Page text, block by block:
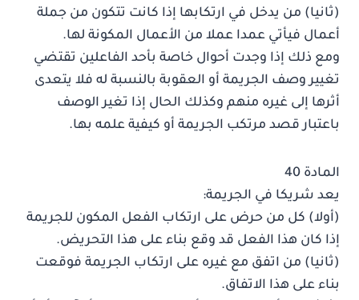
(ثانيا) من يدخل في ارتكابها إذا كانت تتكون من جملة
أعمال فيأتي عمدا عملا من الأعمال المكونة لها.
ومع ذلك إذا وجدت أحوال خاصة بأحد الفاعلين تقتضي
تغيير وصف الجريمة أو العقوبة بالنسبة له فلا يتعدى
أثرها إلى غيره منهم وكذلك الحال إذا تغير الوصف
باعتبار قصد مرتكب الجريمة أو كيفية علمه بها.
المادة 40
يعد شريكا في الجريمة:
(أولا) كل من حرض على ارتكاب الفعل المكون للجريمة
إذا كان هذا الفعل قد وقع بناء على هذا التحريض.
(ثانيا) من اتفق مع غيره على ارتكاب الجريمة فوقعت
بناء على هذا الاتفاق.